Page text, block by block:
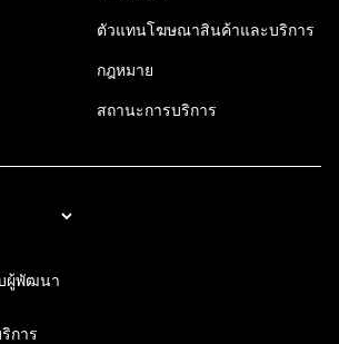
ตัวแทนโฆษณาสินค้าและบริการ
กฎหมาย
สถานะการบริการ
ผู้พัฒนา
การ